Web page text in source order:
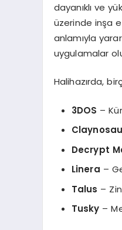
dayanıklı ve
üzerinde inşa
anlamıyla
uygulamalar
Halihazırda,
3DOS –
Decrypt
Linera –
Talus –
Tusky –